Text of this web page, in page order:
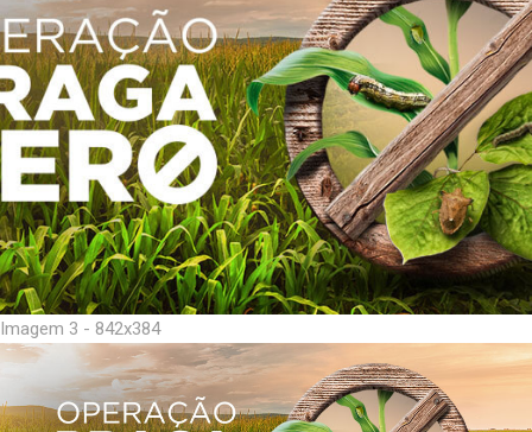
Imagem 3 - 842x384